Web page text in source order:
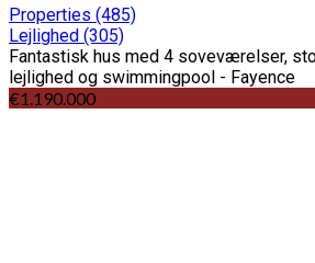
Properties (485)
Lejlighed (305)
Fantastisk hus med 4 soveværelser,
lejlighed og swimmingpool - Fayence
€1.190.000